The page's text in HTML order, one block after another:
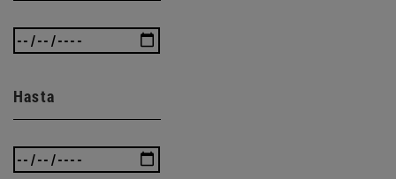
Hasta